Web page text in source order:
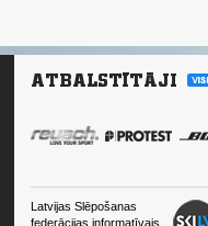
Latvijas Slēpošanas
federācijas informatīvais